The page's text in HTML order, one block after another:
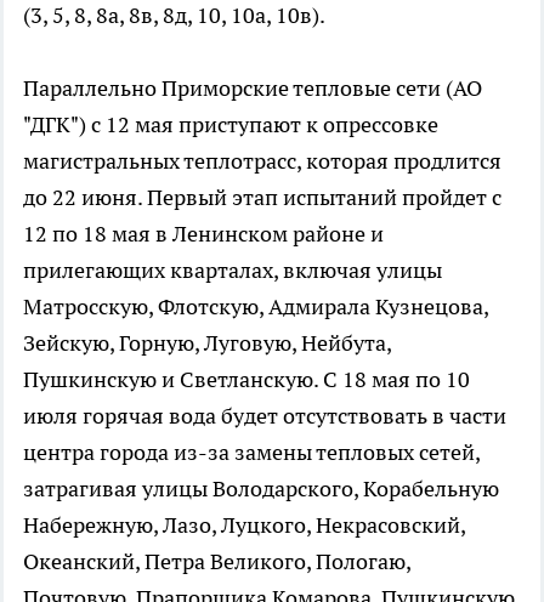
(3, 5, 8, 8а, 8в, 8д, 10, 10а, 10в).
Параллельно Приморские тепловые сети (АО
"ДГК") с 12 мая приступают к опрессовке
магистральных теплотрасс, которая продлится
до 22 июня. Первый этап испытаний пройдет с
12 по 18 мая в Ленинском районе и
прилегающих кварталах, включая улицы
Матросскую, Флотскую, Адмирала Кузнецова,
Зейскую, Горную, Луговую, Нейбута,
Пушкинскую и Светланскую. С 18 мая по 10
июля горячая вода будет отсутствовать в части
центра города из-за замены тепловых сетей,
затрагивая улицы Володарского, Корабельную
Набережную, Лазо, Луцкого, Некрасовский,
Океанский, Петра Великого, Пологаю,